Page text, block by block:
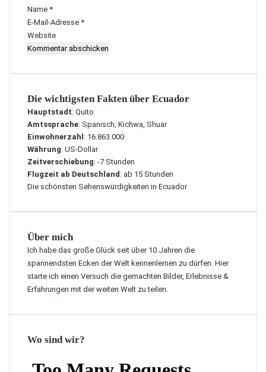
r
*
Name *
E-Mail-Adresse *
Website
Die wichtigsten Fakten über Ecuador
Hauptstadt: Quito
Amtssprache: Spanisch, Kichwa, Shuar
Einwohnerzahl : 16.863.000
Währung: US-Dollar
Zeitverschiebung: -7 Stunden
Flugzeit ab Deutschland : ab 15 Stunden
Die schönsten Sehenswürdigkeiten in Ecuador
Über mich
Ich habe das große Glück seit über 10 Jahren die
spannendsten Ecken der Welt kennenlernen zu dürfen. Hier
starte ich einen Versuch die gemachten Bilder, Erlebnisse &
Erfahrungen mit der weiten Welt zu teilen.
Wo sind wir?